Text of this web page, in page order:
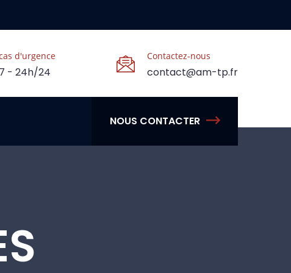
d'urgence
- 24h/24
Contactez-nous
contact@am-tp.fr
NOUS CONTACTER